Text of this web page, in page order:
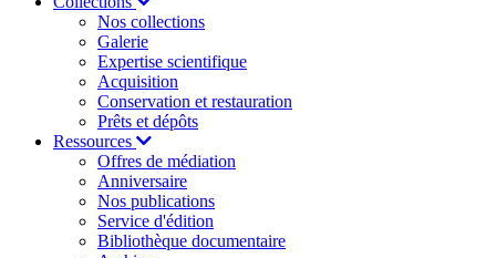
Nos collections
Galerie
Expertise scientifique
Acquisition
Conservation et restauration
Prêts et dépôts
Ressources
Offres de médiation
Anniversaire
Nos publications
Service d'édition
Bibliothèque documentaire